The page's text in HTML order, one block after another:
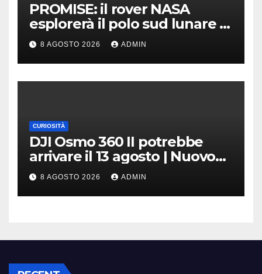
PROMISE: il rover NASA
esplorerà il polo sud lunare |
Cosa sappiamo
8 AGOSTO 2026 ADMIN
CURIOSITÀ
DJI Osmo 360 II potrebbe
arrivare il 13 agosto | Nuovo
teaser
8 AGOSTO 2026 ADMIN